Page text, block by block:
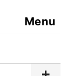
Menu